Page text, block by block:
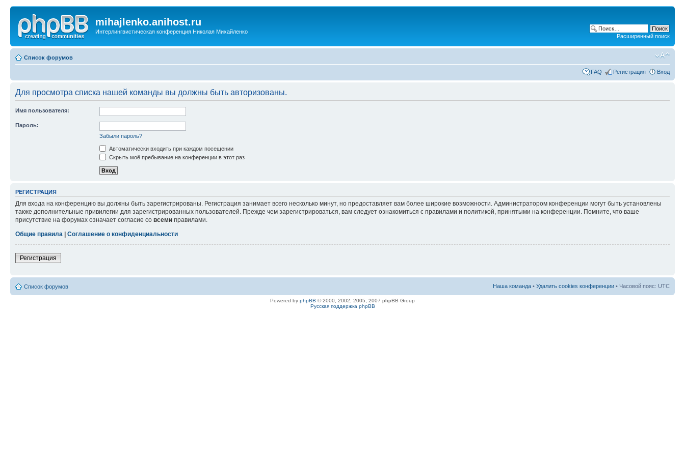
mihajlenko.anihost.ru
Интерлингвистическая конференция Николая Михайленко
Расширенный поиск
Список форумов
FAQ Регистрация Вход
Для просмотра списка нашей команды вы должны быть авторизованы.
Имя пользователя:
Пароль:
Забыли пароль?
Автоматически входить при каждом посещении
Скрыть моё пребывание на конференции в этот раз
РЕГИСТРАЦИЯ
Для входа на конференцию вы должны быть зарегистрированы. Регистрация занимает всего несколько минут, но предоставляет вам более широкие возможности. Администратором конференции могут быть установлены
также дополнительные привилегии для зарегистрированных пользователей. Прежде чем зарегистрироваться, вам следует ознакомиться с правилами и политикой, принятыми на конференции. Помните, что ваше
присутствие на форумах означает согласие со всеми правилами.
Общие правила
Соглашение о конфиденциальности
Регистрация
Список форумов Наша команда • Удалить cookies конференции • Часовой пояс: UTC
Powered by phpBB © 2000, 2002, 2005, 2007 phpBB Group
Русская поддержка phpBB